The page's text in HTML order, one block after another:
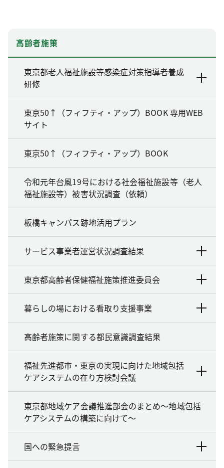
高齢者施策
東京都老人福祉施設等感染症対策指導者養成
研修
東京50↑（フィフティ・アップ）BOOK 専用WEB
サイト
東京50↑（フィフティ・アップ）BOOK
令和元年台風19号における社会福祉施設等（老人
福祉施設等）被害状況調査（依頼）
板橋キャンパス跡地活用プラン
サービス事業者運営状況調査結果
東京都高齢者保健福祉施策推進委員会
暮らしの場における看取り支援事業
高齢者施策に関する都民意識調査結果
福祉先進都市・東京の実現に向けた地域包括
ケアシステムの在り方検討会議
東京都地域ケア会議推進部会のまとめ～地域包括
ケアシステムの構築に向けて～
国への緊急提言